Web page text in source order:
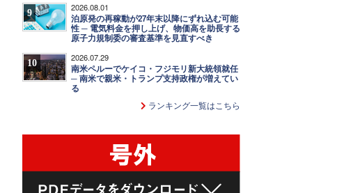
9 2026.08.01
泊原発の再稼動が27年末以降にずれ込む可能
性 ─ 電気料金を押し上げ、物価高を助長する
原子力規制委の審査基準を見直すべき
10 2026.07.29
南米ペルーでケイコ・フジモリ新大統領就任
─ 南米で親米・トランプ支持政権が増えてい
る
ランキング一覧はこちら